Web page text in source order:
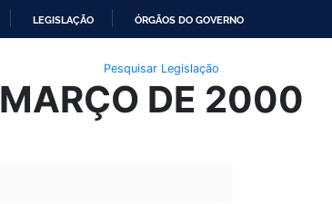
LEGISLAÇÃO ÓRGÃOS DO GOVERNO
Pesquisar Legislação
DE 2000